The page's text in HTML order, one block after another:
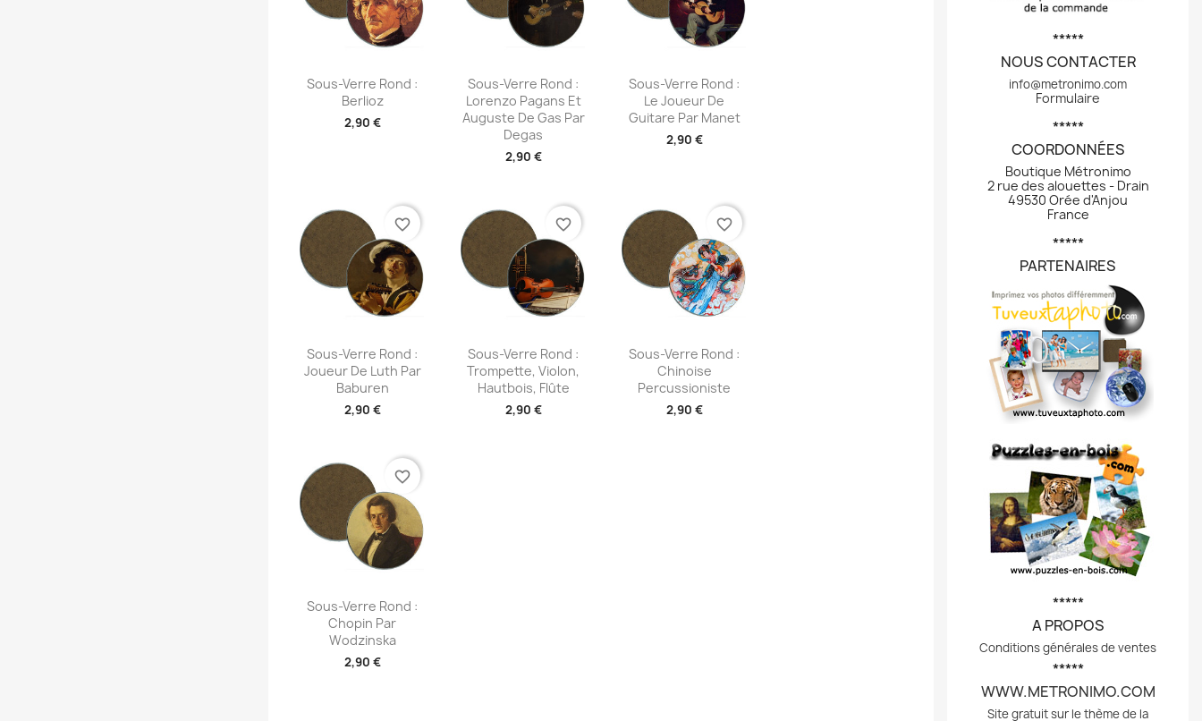
Aperçu rapide
Sous-Verre Rond :
Berlioz
2,90 €
Aperçu rapide
Sous-Verre Rond :
Lorenzo Pagans Et
Auguste De Gas Par
Degas
2,90 €
Aperçu rapide
Sous-Verre Rond :
Le Joueur De
Guitare Par Manet
2,90 €
Aperçu rapide
Sous-Verre Rond :
Joueur De Luth Par
Baburen
2,90 €
favorite_border
Aperçu rapide
Sous-Verre Rond :
Trompette, Violon,
Hautbois, Flûte
2,90 €
favorite_border
Aperçu rapide
Sous-Verre Rond :
Chinoise
Percussioniste
2,90 €
favorite_border
Aperçu rapide
Sous-Verre Rond :
Chopin Par
Wodzinska
2,90 €
favorite_border
*****
NOUS CONTACTER
info@metronimo.com
Formulaire
*****
COORDONNÉES
Boutique Métronimo
2 rue des alouettes - Drain
49530 Orée d'Anjou
France
*****
PARTENAIRES
*****
A PROPOS
Conditions générales de ventes
*****
WWW.METRONIMO.COM
Site gratuit sur le thème de la